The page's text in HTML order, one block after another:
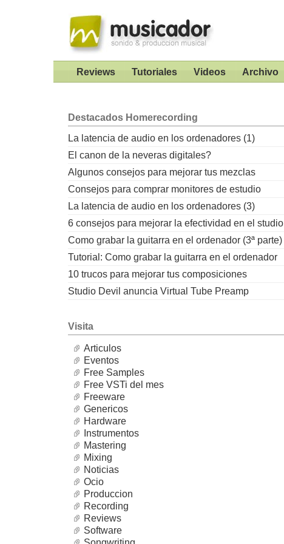
Reviews Tutoriales Videos Archivo
Destacados Homerecording
La latencia de audio en los ordenadores (1)
El canon de la neveras digitales?
Algunos consejos para mejorar tus mezclas
Consejos para comprar monitores de estudio
La latencia de audio en los ordenadores (3)
6 consejos para mejorar la efectividad en el studio
Como grabar la guitarra en el ordenador (3ª parte)
Tutorial: Como grabar la guitarra en el ordenador
10 trucos para mejorar tus composiciones
Studio Devil anuncia Virtual Tube Preamp
Visita
Articulos
Eventos
Free Samples
Free VSTi del mes
Freeware
Genericos
Hardware
Instrumentos
Mastering
Mixing
Noticias
Ocio
Produccion
Recording
Reviews
Software